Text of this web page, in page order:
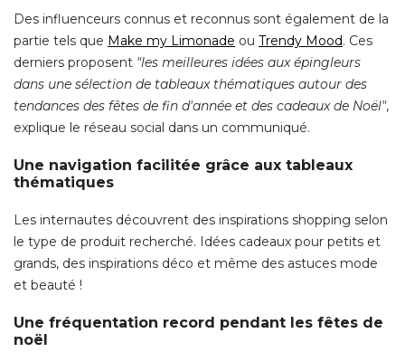
Des influenceurs connus et reconnus sont également de la
partie tels que Make my Limonade ou Trendy Mood. Ces
derniers proposent "les meilleures idées aux épingleurs
dans une sélection de tableaux thématiques autour des
tendances des fêtes de fin d'année et des cadeaux de Noël",
explique le réseau social dans un communiqué.
Une navigation facilitée grâce aux tableaux
thématiques
Les internautes découvrent des inspirations shopping selon
le type de produit recherché. Idées cadeaux pour petits et
grands, des inspirations déco et même des astuces mode
et beauté !
Une fréquentation record pendant les fêtes de
noël